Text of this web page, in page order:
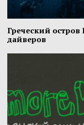
Греческий остров
дайверов